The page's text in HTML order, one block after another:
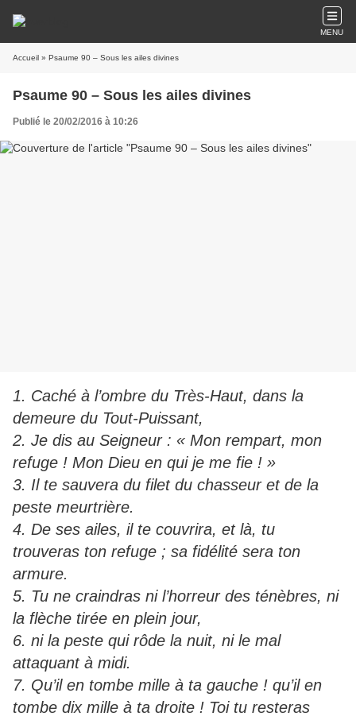
MENU
Accueil » Psaume 90 – Sous les ailes divines
Psaume 90 – Sous les ailes divines
Publié le 20/02/2016 à 10:26
1. Caché à l’ombre du Très-Haut, dans la
demeure du Tout-Puissant,
2. Je dis au Seigneur : « Mon rempart, mon
refuge ! Mon Dieu en qui je me fie ! »
3. Il te sauvera du filet du chasseur et de la
peste meurtrière.
4. De ses ailes, il te couvrira, et là, tu
trouveras ton refuge ; sa fidélité sera ton
armure.
5. Tu ne craindras ni l’horreur des ténèbres, ni
la flèche tirée en plein jour,
6. ni la peste qui rôde la nuit, ni le mal
attaquant à midi.
7. Qu’il en tombe mille à ta gauche ! qu’il en
tombe dix mille à ta droite ! Toi tu resteras